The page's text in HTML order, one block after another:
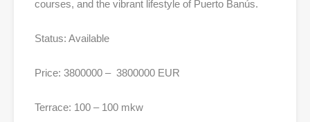
courses, and the vibrant lifestyle of Puerto Banús.
Status: Available
Price: 3800000 – 3800000 EUR
Terrace: 100 – 100 mkw